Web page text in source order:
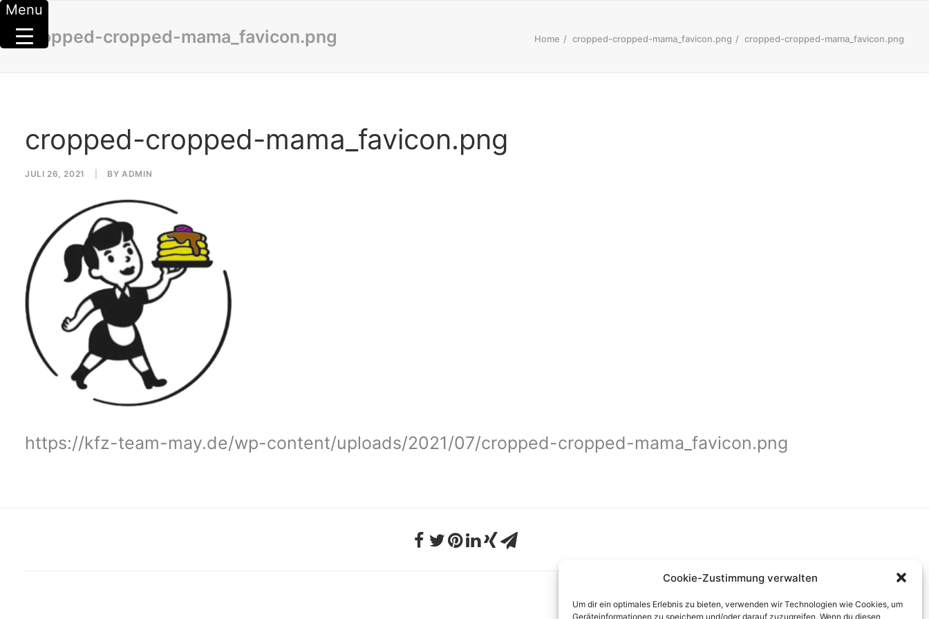
Cookie-Zustimmung verwalten
Um dir ein optimales Erlebnis zu bieten, verwenden wir Technologien wie Cookies, um
Geräteinformationen zu speichern und/oder darauf zuzugreifen. Wenn du diesen
cropped-cropped-mama_favicon.png Home cropped-cropped-mama_favicon.png cropped-cropped-mama_favicon.png
cropped-cropped-mama_favicon.png
JULI 26, 2021 BYADMIN
https://kfz-team-may.de/wp-content/uploads/2021/07/cropped-cropped-mama_favicon.png
Menu